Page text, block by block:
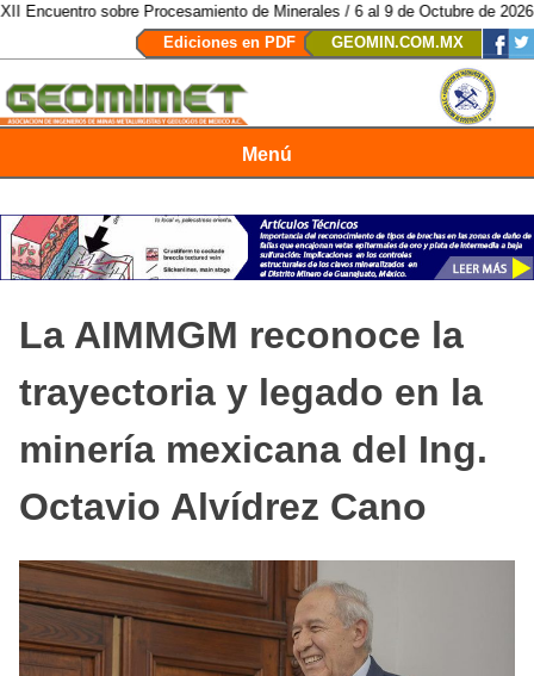
sobre Procesamiento de Minerales / 6 al 9 de Octubre de 2026 / San
Ediciones en PDF
GEOMIN.COM.MX
Menú
La AIMMGM reconoce la
trayectoria y legado en la
minería mexicana del Ing.
Octavio Alvídrez Cano